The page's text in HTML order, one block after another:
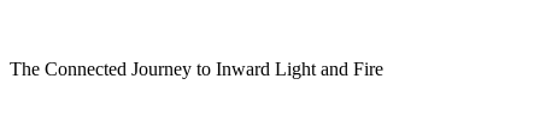
The Connected Journey to Inward Light and Fire